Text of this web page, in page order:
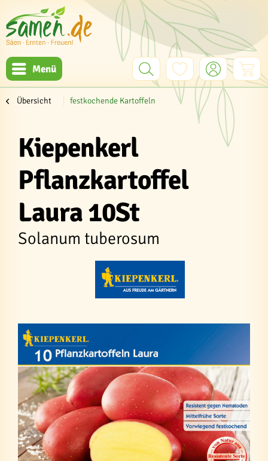
Menü
Übersicht festkochende Kartoffeln
Kiepenkerl
Pflanzkartoffel
Laura 10St
Solanum tuberosum